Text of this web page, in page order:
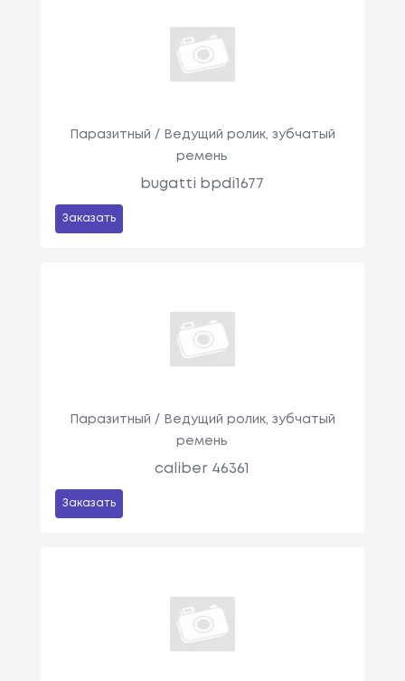
Паразитный / Ведущий ролик, зубчатый
ремень
bugatti bpdi1677
Заказать
Паразитный / Ведущий ролик, зубчатый
ремень
caliber 46361
Заказать